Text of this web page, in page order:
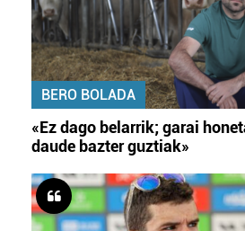
BERO BOLADA
«Ez dago belarrik; garai
daude bazter guztiak»